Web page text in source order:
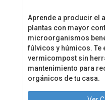
Aprende a producir el
plantas con mayor
microorganismos
fúlvicos y húmicos. Te
vermicompost sin
mantenimiento para
orgánicos de tu casa.